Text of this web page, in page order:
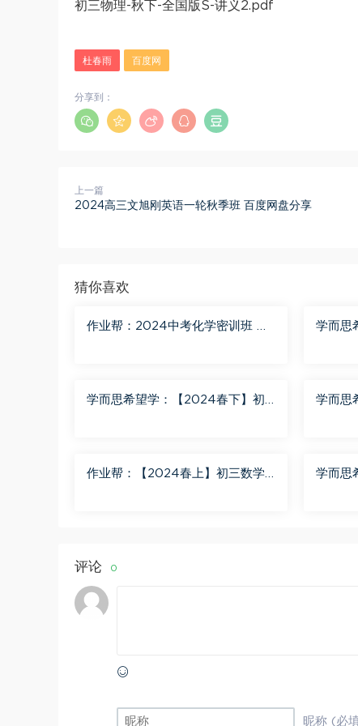
初三物理-秋下-全国版S-讲义2.pdf
杜春雨 百度网
分享到：
上一篇
2024高三文旭刚英语一轮秋季班 百度网盘分享
猜你喜欢
作业帮：2024中考化学密训班 百
学而思
学而思希望学：【2024春下】初
学而思
作业帮：【2024春上】初三数学
学而思
评论 0
昵称 (必